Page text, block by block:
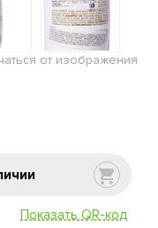
от изображения
Показать QR-код